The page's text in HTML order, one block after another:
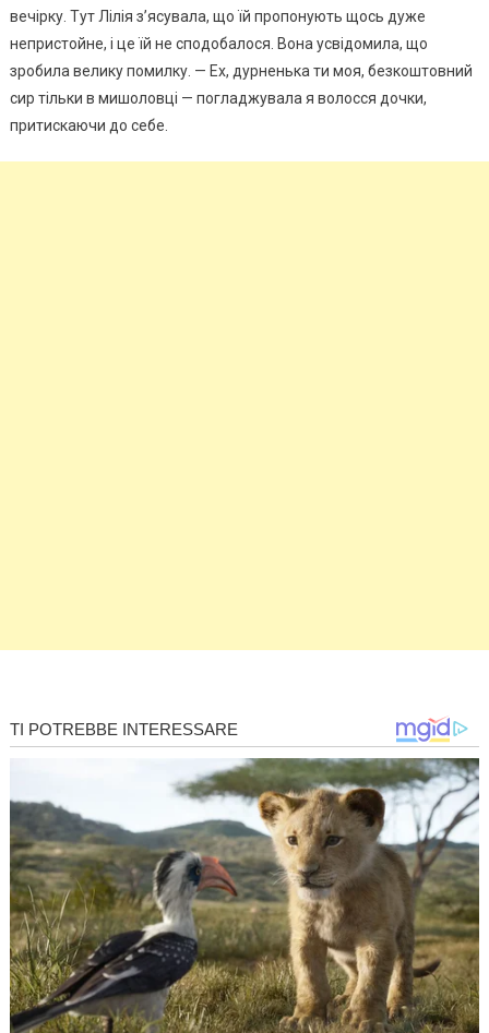
вечірку. Тут Лілія з’ясувала, що їй пропонують щось дуже
непристойне, і це їй не сподобалося. Вона усвідомила, що
зробила велику помилку. — Ех, дурненька ти моя, безкоштовний
сир тільки в мишоловці — погладжувала я волосся дочки,
притискаючи до себе.